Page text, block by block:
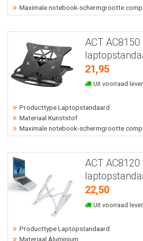
Maximale notebook-schermgrootte
ACT AC8150
21,95
Uit voorraad
Producttype Laptopstandaard
Materiaal Kunststof
Maximale notebook-schermgrootte
ACT AC8120
22,50
Uit voorraad
Producttype Laptopstandaard
Materiaal Aluminium